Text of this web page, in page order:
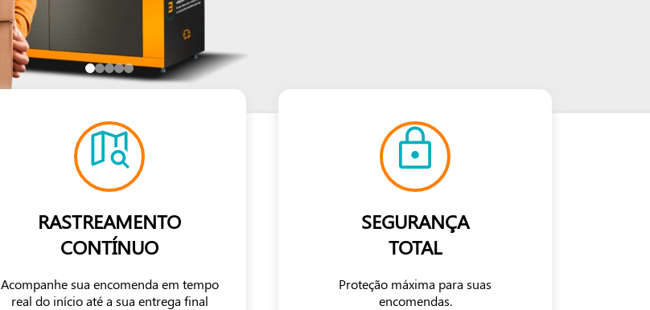
RASTREAMENTO
CONTÍNUO
Acompanhe sua encomenda em tempo
real do início até a sua entrega final
SEGURANÇA
TOTAL
Proteção máxima para suas
encomendas.